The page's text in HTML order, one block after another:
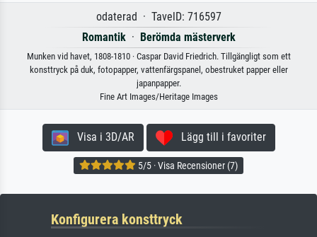
odaterad · TavelD: 716597
Romantik· Berömda mästerverk
Munken vid havet, 1808-1810 · Caspar David Friedrich. Tillgängligt som ett
konsttryck på duk, fotopapper, vattenfärgspanel, obestruket papper eller
japanpapper.
Fine Art Images/Heritage Images
Visa i 3D/AR Lägg till i favoriter
5/5 · Visa Recensioner (7)
Konfigurera konsttryck